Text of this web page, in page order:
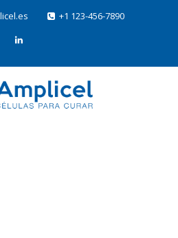
+1 123-456-7890